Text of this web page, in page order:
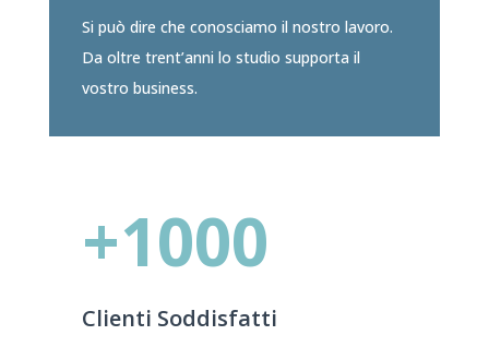
Si può dire che conosciamo il nostro lavoro.
Da oltre trent’anni lo studio supporta il
vostro business.
+1000
Clienti Soddisfatti